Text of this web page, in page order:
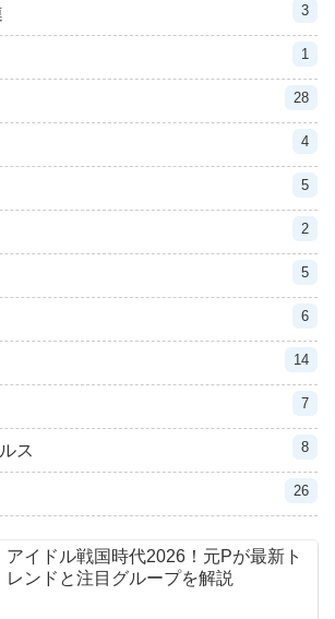
3
1
28
4
5
2
5
6
14
7
ス 8
26
アイドル戦国時代2026！元Pが最新ト
レンドと注目グループを解説